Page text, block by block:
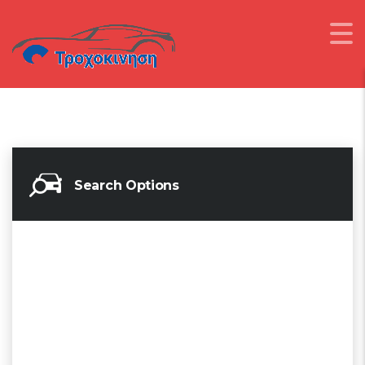
Search Options